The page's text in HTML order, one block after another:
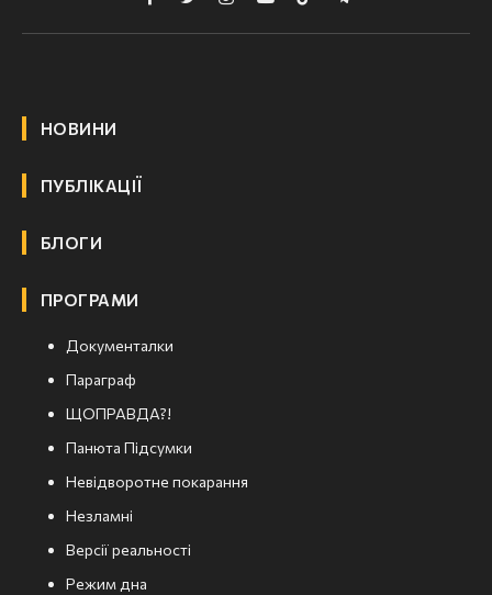
FacebookTwitterInstagramYouTubeTikTokTelegram
НОВИНИ
ПУБЛІКАЦІЇ
БЛОГИ
ПРОГРАМИ
Документалки
Параграф
ЩОПРАВДА?!
Панюта Підсумки
Невідворотне покарання
Незламні
Версії реальності
Режим дна